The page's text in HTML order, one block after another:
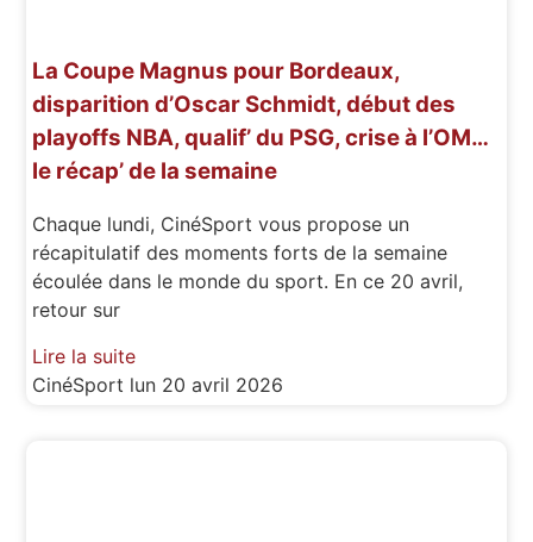
La Coupe Magnus pour Bordeaux,
disparition d’Oscar Schmidt, début des
playoffs NBA, qualif’ du PSG, crise à l’OM…
le récap’ de la semaine
Chaque lundi, CinéSport vous propose un
récapitulatif des moments forts de la semaine
écoulée dans le monde du sport. En ce 20 avril,
retour sur
Lire la suite
CinéSport lun 20 avril 2026